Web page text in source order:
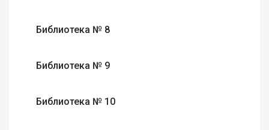
Библиотека № 8
Библиотека № 9
Библиотека № 10